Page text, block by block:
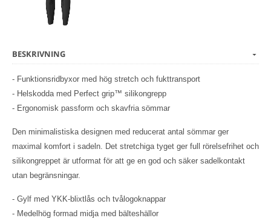
BESKRIVNING
- Funktionsridbyxor med hög stretch och fukttransport
- Helskodda med Perfect grip™ silikongrepp
- Ergonomisk passform och skavfria sömmar
Den minimalistiska designen med reducerat antal sömmar ger
maximal komfort i sadeln. Det stretchiga tyget ger full rörelsefrihet och
silikongreppet är utformat för att ge en god och säker sadelkontakt
utan begränsningar.
- Gylf med YKK-blixtlås och tvålogoknappar
- Medelhög formad midja med bälteshällor